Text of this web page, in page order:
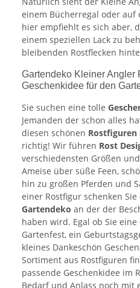
einem Bücherregal oder auf
hier empfiehlt es sich aber,
einem speziellen Lack zu
bleibenden Rostflecken
Gartendeko Kleiner Angler
Geschenkidee für den
Sie suchen eine tolle
Jemanden der schon alles
diesen schönen Rostfiguren
richtig! Wir führen Rost
verschiedensten Größen
Ameise über süße Feen,
hin zu großen Pferden und
einer Rostfigur schenken
Gartendeko an der der
haben wird. Egal ob Sie eine
Gartenfest, ein
kleines Dankeschön
Sortiment aus Rostfiguren
passende Geschenkidee im
Bedarf und Anlass noch mit